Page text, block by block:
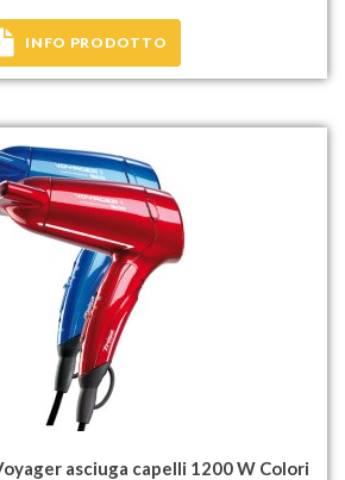
INFO PRODOTTO
asciuga capelli 1200 W Colori